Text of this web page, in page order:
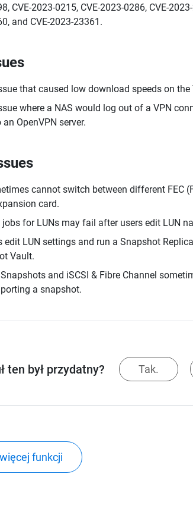
CVE-2023-0215, CVE-2023-0286, CVE-
and CVE-2023-23361.
that caused low download speeds on
where a NAS would log out of a VPN
OpenVPN server.
cannot switch between different FEC
card.
for LUNs may fail after users edit LUN
edit LUN settings and run a Snapshot
Vault.
and iSCSI & Fibre Channel
a snapshot.
ten był przydatny? Tak.
funkcji